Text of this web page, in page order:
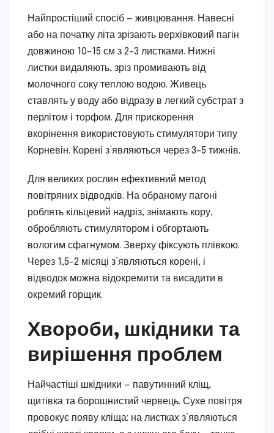
Найпростіший спосіб — живцювання. Навесні
або на початку літа зрізають верхівковий пагін
довжиною 10–15 см з 2–3 листками. Нижні
листки видаляють, зріз промивають від
молочного соку теплою водою. Живець
ставлять у воду або відразу в легкий субстрат з
перлітом і торфом. Для прискорення
вкорінення використовують стимулятори типу
Корневін. Корені з’являються через 3–5 тижнів.
Для великих рослин ефективний метод
повітряних відводків. На обраному пагоні
роблять кільцевий надріз, знімають кору,
обробляють стимулятором і обгортають
вологим сфагнумом. Зверху фіксують плівкою.
Через 1,5–2 місяці з’являються корені, і
відводок можна відокремити та висадити в
окремий горщик.
Хвороби, шкідники та
вирішення проблем
Найчастіші шкідники — павутинний кліщ,
щитівка та борошнистий червець. Сухе повітря
провокує появу кліща: на листках з’являються